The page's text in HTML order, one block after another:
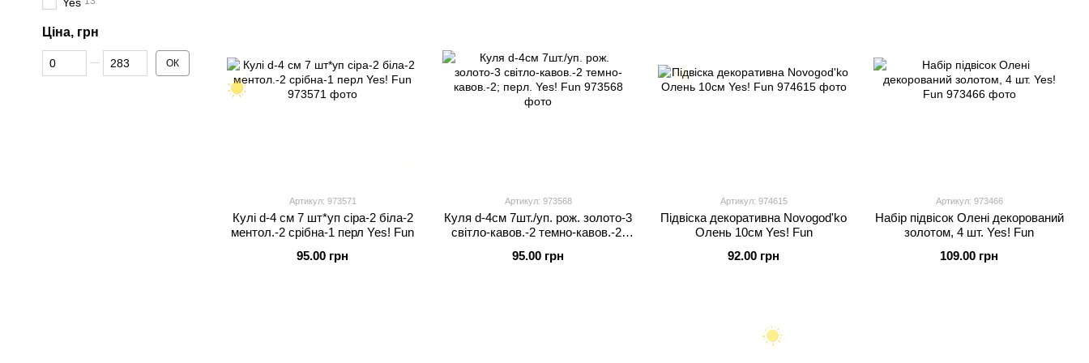
Артикул: 973571
Кулі d-4 см 7 шт*уп сіра-2 біла-2
ментол.-2 срібна-1 перл Yes! Fun
95.00 грн
Артикул: 973568
Куля d-4см 7шт./уп. рож. золото-3
світло-кавов.-2 темно-кавов.-2;
95.00 грн
Артикул: 974615
Підвіска декоративна Novogod'ko
Олень 10см Yes! Fun
92.00 грн
Артикул: 973466
Набір підвісок Олені декорований
золотом, 4 шт. Yes! Fun
109.00 грн
Ціна, грн
Від Ціна, грн
До Ціна, грн ОК